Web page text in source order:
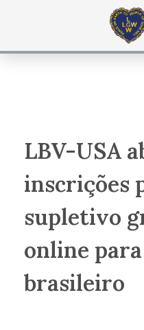
LBV-USA
inscrições
supletivo
online
brasileiro